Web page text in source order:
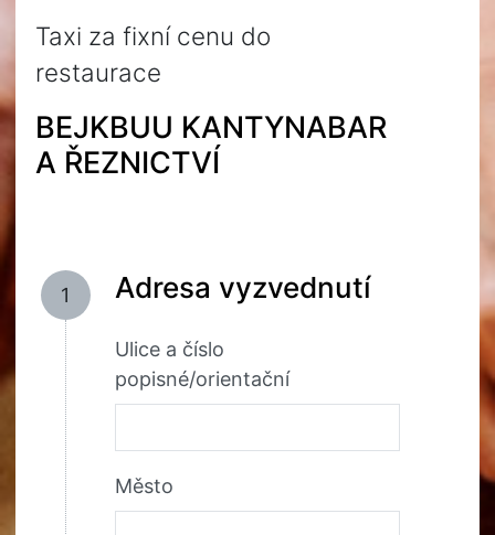
Taxi za fixní cenu do
restaurace
BEJKBUU KANTYNABAR
A ŘEZNICTVÍ
1 Adresa vyzvednutí
Ulice a číslo
popisné/orientační
Město